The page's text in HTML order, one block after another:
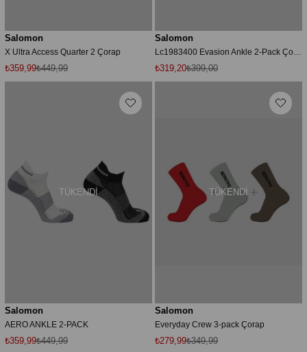
Salomon
X Ultra Access Quarter 2 Çorap
₺359,99₺449,99
Salomon
₺319,20₺399,00
TÜKENDI
Salomon
AERO ANKLE 2-PACK
₺359,99₺449,99
TÜKENDI
Salomon
Everyday Crew 3-pack Çorap
₺279,99₺349,99